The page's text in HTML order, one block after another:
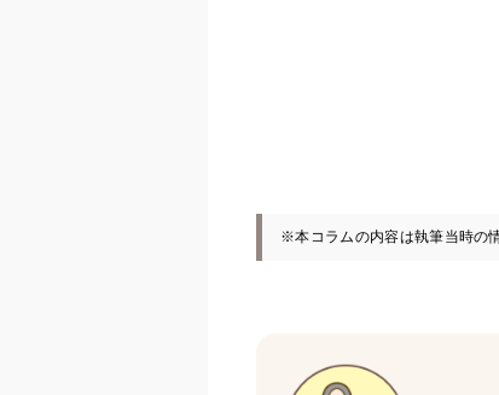
※本コラムの内容は執筆当時の